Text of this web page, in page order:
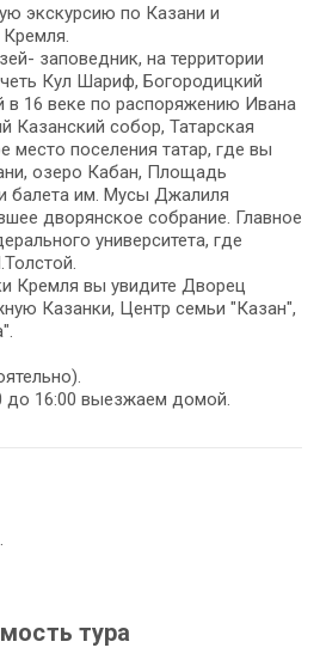
экскурсию по Казани и
заповедник, на территории
Кул Шариф, Богородицкий
в 16 веке по распоряжению Ивана
Казанский собор, Татарская
место поселения татар, где вы
озеро Кабан, Площадь
балета им. Мусы Джалиля
дворянское собрание. Главное
университета, где
Кремля вы увидите Дворец
Казанки, Центр семьи "Казан",
до 16:00 выезжаем домой.
тура